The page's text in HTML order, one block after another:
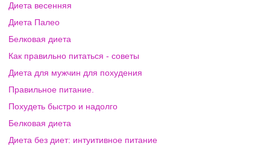
Диета весенняя
Диета Палео
Белковая диета
Как правильно питаться - советы
Диета для мужчин для похудения
Правильное питание.
Похудеть быстро и надолго
Белковая диета
Диета без диет: интуитивное питание